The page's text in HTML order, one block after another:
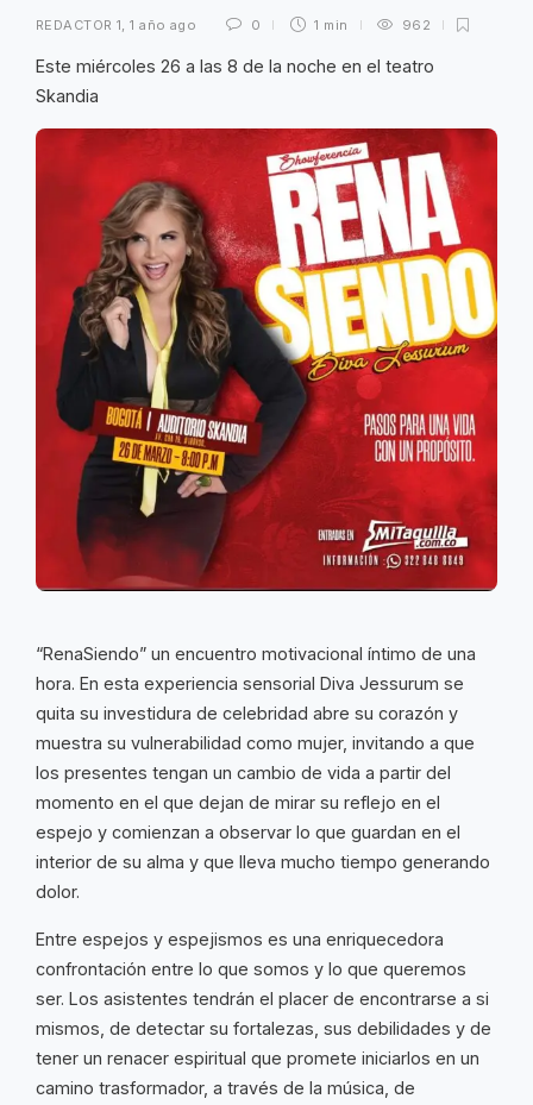
REDACTOR 1,1 año ago 0 1 min 962
Este miércoles 26 a las 8 de la noche en el teatro
Skandia
“RenaSiendo” un encuentro motivacional íntimo de una
hora. En esta experiencia sensorial Diva Jessurum se
quita su investidura de celebridad abre su corazón y
muestra su vulnerabilidad como mujer, invitando a que
los presentes tengan un cambio de vida a partir del
momento en el que dejan de mirar su reflejo en el
espejo y comienzan a observar lo que guardan en el
interior de su alma y que lleva mucho tiempo generando
dolor.
Entre espejos y espejismos es una enriquecedora
confrontación entre lo que somos y lo que queremos
ser. Los asistentes tendrán el placer de encontrarse a si
mismos, de detectar su fortalezas, sus debilidades y de
tener un renacer espiritual que promete iniciarlos en un
camino trasformador, a través de la música, de